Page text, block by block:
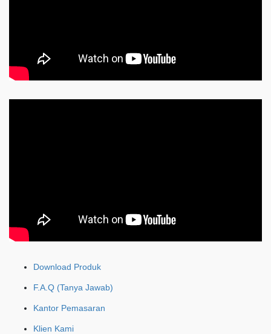
Download Produk
F.A.Q (Tanya Jawab)
Kantor Pemasaran
Klien Kami